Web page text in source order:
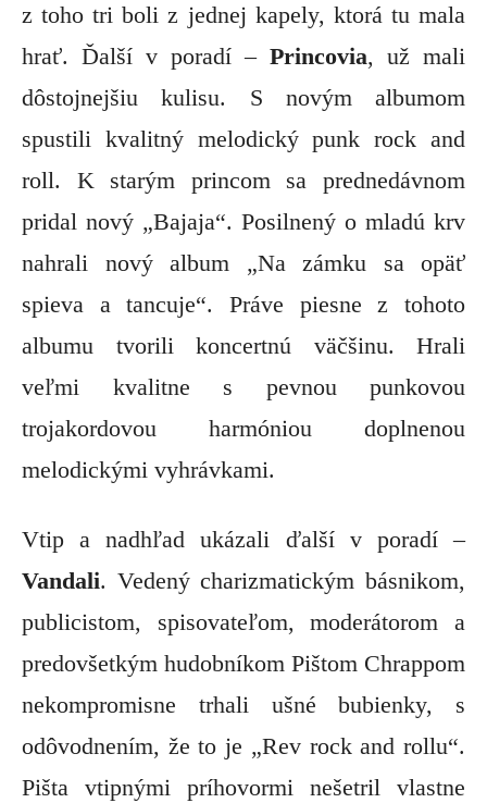
z toho tri boli z jednej kapely, ktorá tu mala
hrať. Ďalší v poradí – Princovia, už mali
dôstojnejšiu kulisu. S novým albumom
spustili kvalitný melodický punk rock and
roll. K starým princom sa prednedávnom
pridal nový „Bajaja“. Posilnený o mladú krv
nahrali nový album „Na zámku sa opäť
spieva a tancuje“. Práve piesne z tohoto
albumu tvorili koncertnú väčšinu. Hrali
veľmi kvalitne s pevnou punkovou
trojakordovou harmóniou doplnenou
melodickými vyhrávkami.
Vtip a nadhľad ukázali ďalší v poradí –
Vandali. Vedený charizmatickým básnikom,
publicistom, spisovateľom, moderátorom a
predovšetkým hudobníkom Pištom Chrappom
nekompromisne trhali ušné bubienky, s
odôvodnením, že to je „Rev rock and rollu“.
Pišta vtipnými príhovormi nešetril vlastne